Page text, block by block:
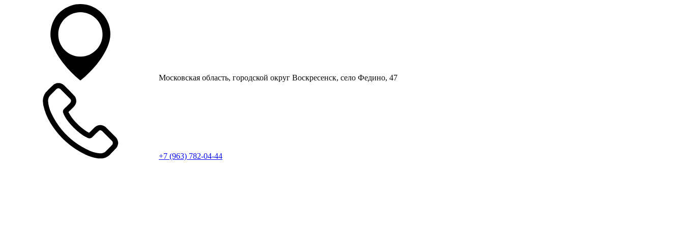
Московская область, городской округ Воскресенск, село Федино, 47
+7 (963) 782-04-44